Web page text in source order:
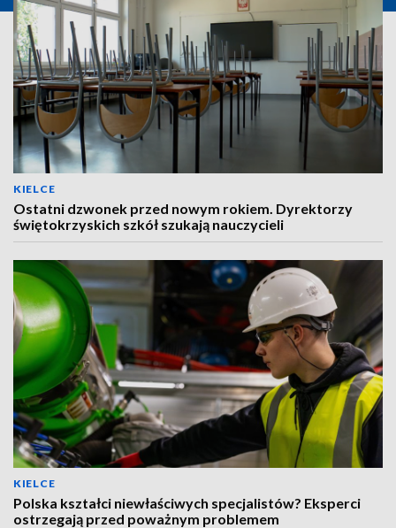
KIELCE
Ostatni dzwonek przed nowym rokiem. Dyrektorzy
świętokrzyskich szkół szukają nauczycieli
KIELCE
Polska kształci niewłaściwych specjalistów? Eksperci
ostrzegają przed poważnym problemem